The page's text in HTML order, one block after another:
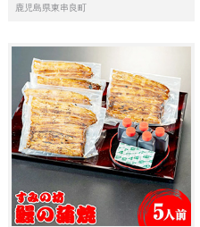
鹿児島県東串良町